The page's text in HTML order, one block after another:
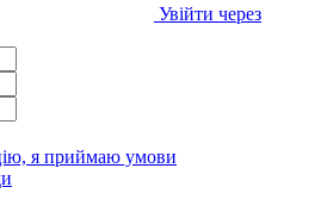
Увійти через
я приймаю умови